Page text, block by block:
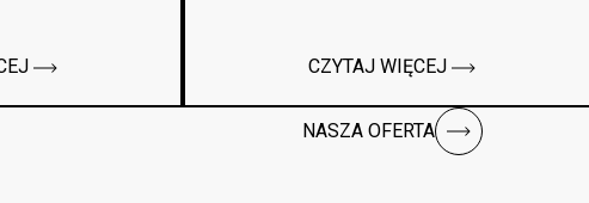
CZYTAJ WIĘCEJ
NASZA OFERTA